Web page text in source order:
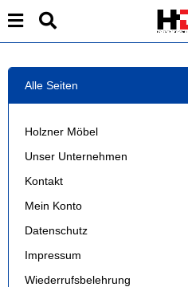
Alle Seiten
Holzner Möbel
Unser Unternehmen
Kontakt
Mein Konto
Datenschutz
Impressum
Wiederrufsbelehrung